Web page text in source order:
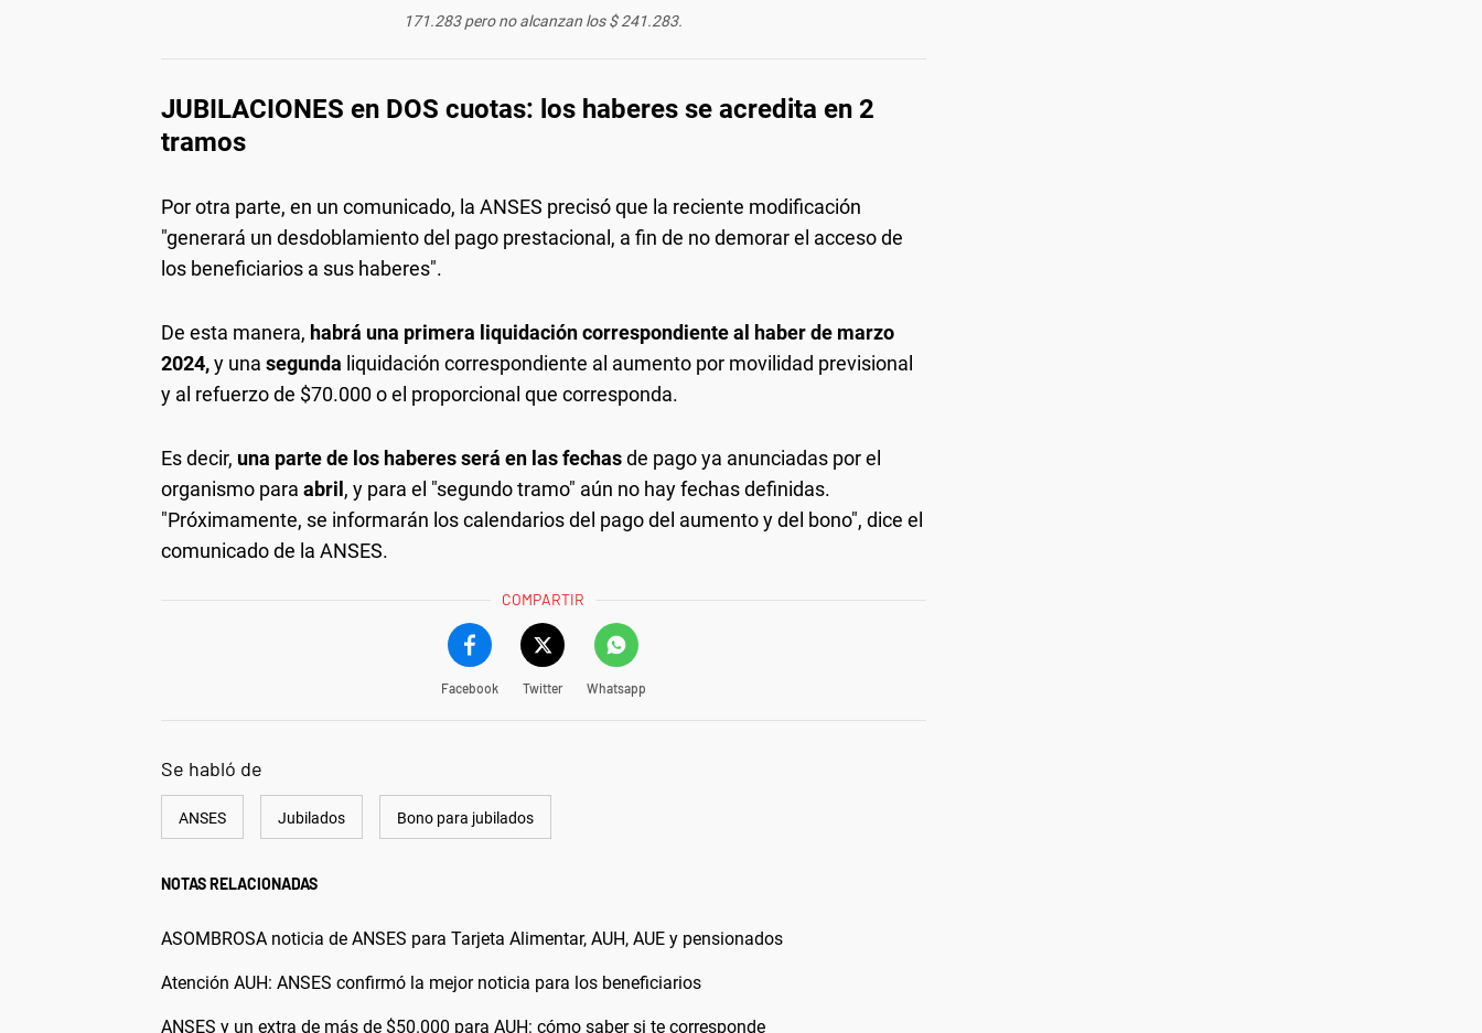
171.283 pero no alcanzan los $ 241.283.
JUBILACIONES en DOS cuotas: los haberes se acredita en 2
tramos
Por otra parte, en un comunicado, la ANSES precisó que la reciente modificación
"generará un desdoblamiento del pago prestacional, a fin de no demorar el acceso de
los beneficiarios a sus haberes".
De esta manera, habrá una primera liquidación correspondiente al haber de marzo
2024,y una segunda liquidación correspondiente al aumento por movilidad previsional
y al refuerzo de $70.000 o el proporcional que corresponda.
Es decir, una parte de los haberes será en las fechasde pago ya anunciadas por el
organismo para abril, y para el "segundo tramo" aún no hay fechas definidas.
"Próximamente, se informarán los calendarios del pago del aumento y del bono", dice el
comunicado de la ANSES.
COMPARTIR
Facebook Twitter Whatsapp
Se habló de
ANSES Jubilados Bono para jubilados
NOTAS RELACIONADAS
ASOMBROSA noticia de ANSES para Tarjeta Alimentar, AUH, AUE y pensionados
Atención AUH: ANSES confirmó la mejor noticia para los beneficiarios
ANSES y un extra de más de $50.000 para AUH: cómo saber si te corresponde